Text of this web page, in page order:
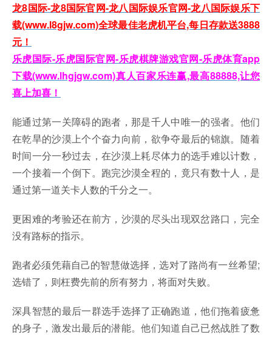
龙8国际-龙8国际官网-龙八国际娱乐官网-龙八国际娱乐下
载(www.l8gjw.com)全球最佳老虎机平台,每日存款送3888
元！
乐虎国际-乐虎国际官网-乐虎棋牌游戏官网-乐虎体育app
下载(www.lhgjgw.com)真人百家乐连赢,最高88888,让您
喜上加喜！
能通过第一关障碍的跑者，那是千人中唯一的强者。他们
在乾旱的沙漠上个个奋力向前，欲争夺最后的锦旗。随着
时间一分一秒过去，在沙漠上耗尽体力的选手难以计数，
一个接着一个倒下。跑完沙漠全程的，竟只有数十人，是
通过第一道关卡人数的千分之一。
更困难的考验还在前方，沙漠的尽头出现双岔路口，完全
没有路标的指示。
跑者必须凭藉自己的智慧做选择，选对了路尚有一丝希望;
选错了，则枉费先前的所有努力，将面对失败。
深具智慧的最后一群选手选择了正确跑道，他们拖着疲惫
的身子，激发出最后的潜能。他们知道自己已然战胜了数